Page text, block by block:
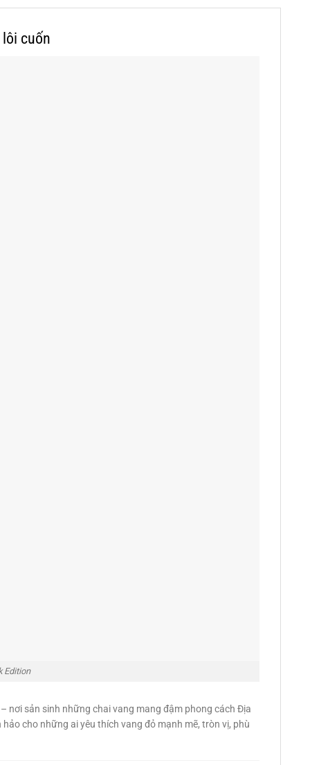
cuốn
Edition
nơi sản sinh những chai vang mang đậm phong cách Địa
cho những ai yêu thích vang đỏ mạnh mẽ, tròn vị, phù